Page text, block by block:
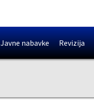
Javne nabavke Revizija